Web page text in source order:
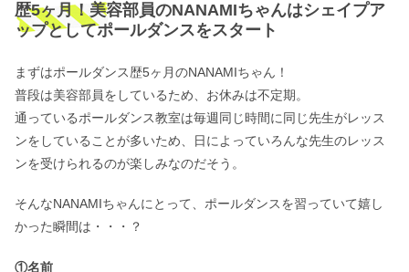
歴5ヶ月！美容部員のNANAMIちゃんはシェイプア
ップとしてポールダンスをスタート
まずはポールダンス歴5ヶ月のNANAMIちゃん！
普段は美容部員をしているため、お休みは不定期。
通っているポールダンス教室は毎週同じ時間に同じ先生がレッス
ンをしていることが多いため、日によっていろんな先生のレッス
ンを受けられるのが楽しみなのだそう。
そんなNANAMIちゃんにとって、ポールダンスを習っていて嬉し
かった瞬間は・・・？
①名前